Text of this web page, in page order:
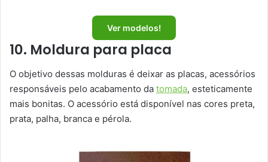
Ver modelos!
10. Moldura para placa
O objetivo dessas molduras é deixar as placas, acessórios
responsáveis pelo acabamento da tomada, esteticamente
mais bonitas. O acessório está disponível nas cores preta,
prata, palha, branca e pérola.